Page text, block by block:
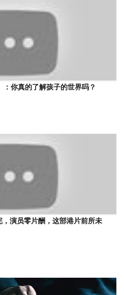
：你真的了解孩子的世界吗？
，演员零片酬，这部港片前所未